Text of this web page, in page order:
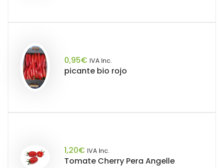
0,95€ IVA Inc.
picante bio rojo
1,20€ IVA Inc.
Tomate Cherry Pera Angelle